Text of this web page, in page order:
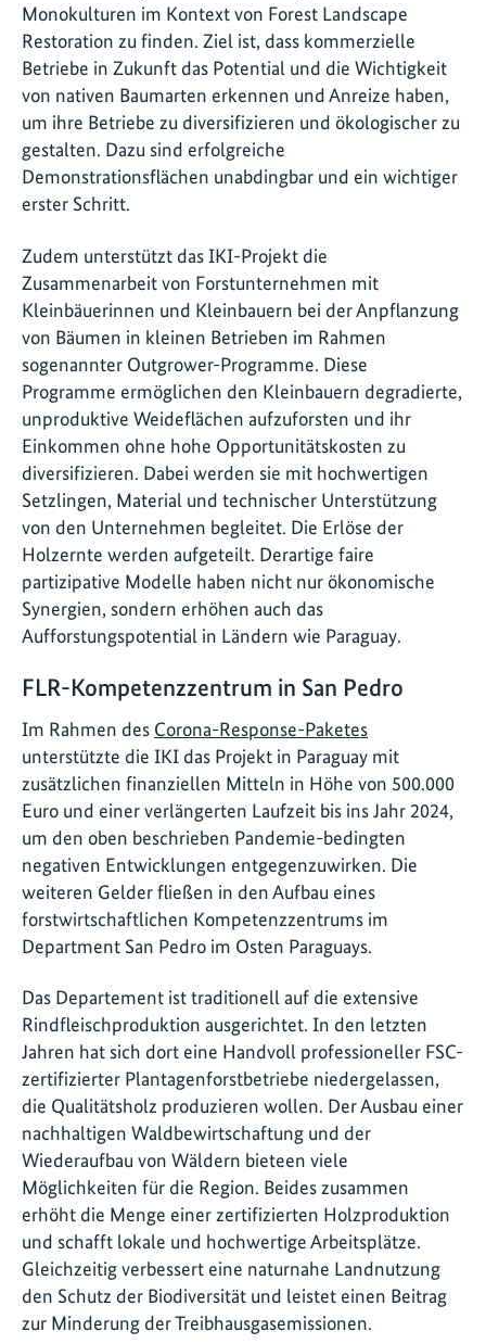
Monokulturen im Kontext von Forest Landscape
Restoration zu finden. Ziel ist, dass kommerzielle
Betriebe in Zukunft das Potential und die Wichtigkeit
von nativen Baumarten erkennen und Anreize haben,
um ihre Betriebe zu diversifizieren und ökologischer zu
gestalten. Dazu sind erfolgreiche
Demonstrationsflächen unabdingbar und ein wichtiger
erster Schritt.
Zudem unterstützt das IKI-Projekt die
Zusammenarbeit von Forstunternehmen mit
Kleinbäuerinnen und Kleinbauern bei der Anpflanzung
von Bäumen in kleinen Betrieben im Rahmen
sogenannter Outgrower-Programme. Diese
Programme ermöglichen den Kleinbauern degradierte,
unproduktive Weideflächen aufzuforsten und ihr
Einkommen ohne hohe Opportunitätskosten zu
diversifizieren. Dabei werden sie mit hochwertigen
Setzlingen, Material und technischer Unterstützung
von den Unternehmen begleitet. Die Erlöse der
Holzernte werden aufgeteilt. Derartige faire
partizipative Modelle haben nicht nur ökonomische
Synergien, sondern erhöhen auch das
Aufforstungspotential in Ländern wie Paraguay.
FLR-Kompetenzzentrum in San Pedro
Im Rahmen des Corona-Response-Paketes
unterstützte die IKI das Projekt in Paraguay mit
zusätzlichen finanziellen Mitteln in Höhe von 500.000
Euro und einer verlängerten Laufzeit bis ins Jahr 2024,
um den oben beschrieben Pandemie-bedingten
negativen Entwicklungen entgegenzuwirken. Die
weiteren Gelder fließen in den Aufbau eines
forstwirtschaftlichen Kompetenzzentrums im
Department San Pedro im Osten Paraguays.
Das Departement ist traditionell auf die extensive
Rindfleischproduktion ausgerichtet. In den letzten
Jahren hat sich dort eine Handvoll professioneller FSC-
zertifizierter Plantagenforstbetriebe niedergelassen,
die Qualitätsholz produzieren wollen. Der Ausbau einer
nachhaltigen Waldbewirtschaftung und der
Wiederaufbau von Wäldern bieteen viele
Möglichkeiten für die Region. Beides zusammen
erhöht die Menge einer zertifizierten Holzproduktion
und schafft lokale und hochwertige Arbeitsplätze.
Gleichzeitig verbessert eine naturnahe Landnutzung
den Schutz der Biodiversität und leistet einen Beitrag
zur Minderung der Treibhausgasemissionen.